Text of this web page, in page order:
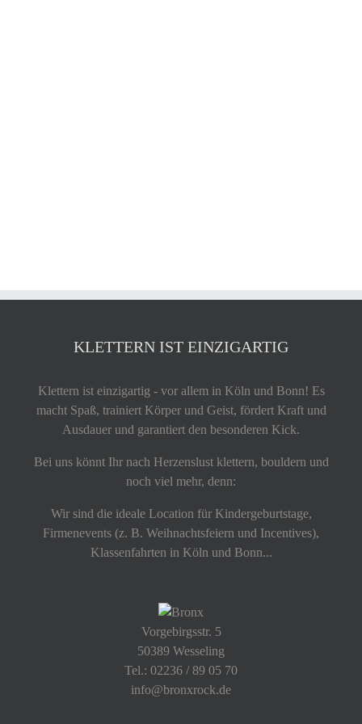
KLETTERN IST EINZIGARTIG
Klettern ist einzigartig - vor allem in Köln und Bonn! Es
macht Spaß, trainiert Körper und Geist, fördert Kraft und
Ausdauer und garantiert den besonderen Kick.
Bei uns könnt Ihr nach Herzenslust klettern, bouldern und
noch viel mehr, denn:
Wir sind die ideale Location für Kindergeburtstage,
Firmenevents (z. B. Weihnachtsfeiern und Incentives),
Klassenfahrten in Köln und Bonn...
Vorgebirgsstr. 5
50389 Wesseling
Tel.: 02236 / 89 05 70
info@bronxrock.de